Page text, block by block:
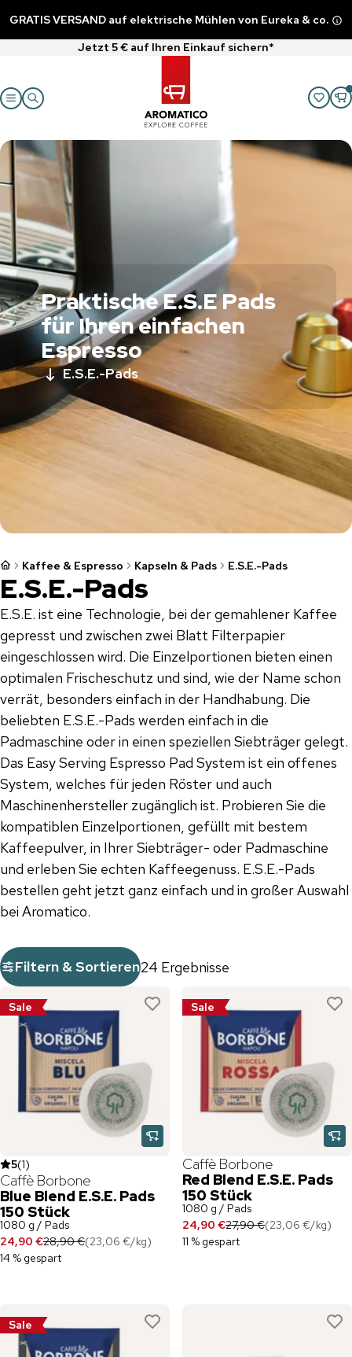
GRATIS VERSAND auf elektrische Mühlen von Eureka & co.
Jetzt 5 € auf Ihren Einkauf sichern*
Praktische E.S.E Pads
für Ihren einfachen
Espresso
E.S.E.-Pads
Kaffee & Espresso Kapseln & Pads E.S.E.-Pads
E.S.E.-Pads
E.S.E. ist eine Technologie, bei der gemahlener Kaffee
gepresst und zwischen zwei Blatt Filterpapier
eingeschlossen wird. Die Einzelportionen bieten einen
optimalen Frischeschutz und sind, wie der Name schon
verrät, besonders einfach in der Handhabung. Die
beliebten E.S.E.-Pads werden einfach in die
Padmaschine oder in einen speziellen Siebträger gelegt.
Das Easy Serving Espresso Pad System ist ein offenes
System, welches für jeden Röster und auch
Maschinenhersteller zugänglich ist. Probieren Sie die
kompatiblen Einzelportionen, gefüllt mit bestem
Kaffeepulver, in Ihrer Siebträger- oder Padmaschine
und erleben Sie echten Kaffeegenuss. E.S.E.-Pads
bestellen geht jetzt ganz einfach und in großer Auswahl
bei Aromatico.
Filtern & Sortieren24 Ergebnisse
Sale
5(1)
Caffè Borbone
Blue Blend E.S.E. Pads
150 Stück
1080 g / Pads
24,90 €28,90 €(23,06 €/kg)
14 % gespart
Sale
Caffè Borbone
Red Blend E.S.E. Pads
150 Stück
1080 g / Pads
24,90 €27,90 €(23,06 €/kg)
11 % gespart
Sale